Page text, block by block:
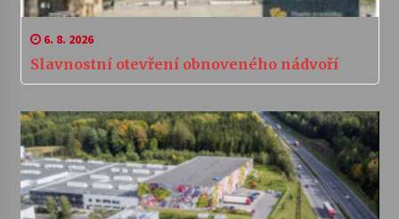
6. 8. 2026
Slavnostní otevření obnoveného nádvoří